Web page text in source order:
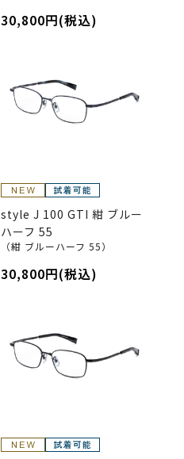
30,800円(税込)
style J 100 GTI 紺 ブルー
ハーフ 55
（紺 ブルーハーフ 55）
30,800円(税込)